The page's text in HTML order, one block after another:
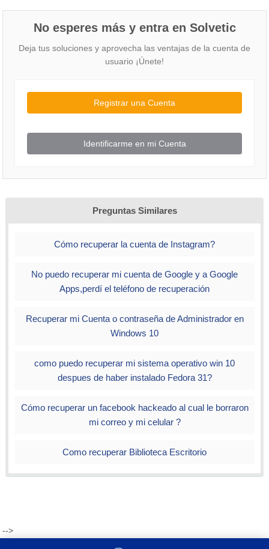
No esperes más y entra en Solvetic
Deja tus soluciones y aprovecha las ventajas de la cuenta de
usuario ¡Únete!
Registrar una Cuenta
Identificarme en mi Cuenta
Preguntas Similares
Cómo recuperar la cuenta de Instagram?
No puedo recuperar mi cuenta de Google y a Google
Apps,perdí el teléfono de recuperación
Recuperar mi Cuenta o contraseña de Administrador en
Windows 10
como puedo recuperar mi sistema operativo win 10
despues de haber instalado Fedora 31?
Cómo recuperar un facebook hackeado al cual le borraron
mi correo y mi celular ?
Como recuperar Biblioteca Escritorio
-->